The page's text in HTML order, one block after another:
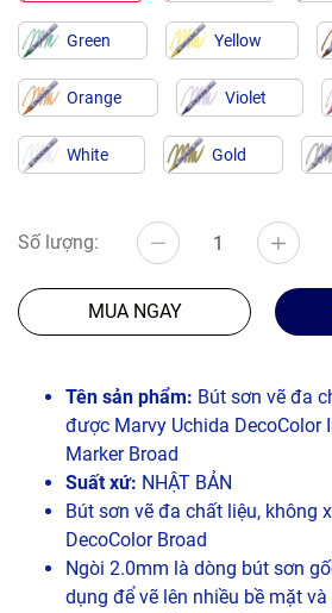
Green Yellow
Orange Violet
White Gold
Số lượng:
MUA NGAY
Tên sản phẩm: Bút sơn vẽ đa
được Marvy Uchida DecoColor
Marker Broad
Suất xứ: NHẬT BẢN
Bút sơn vẽ đa chất liệu, không
DecoColor Broad
Ngòi 2.0mm là dòng bút sơn
dụng để vẽ lên nhiều bề mặt